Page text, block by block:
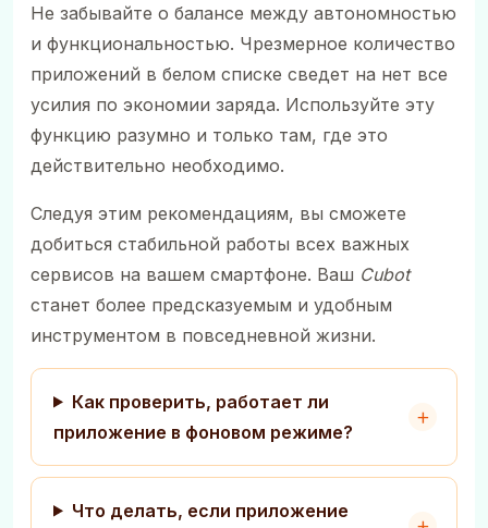
Не забывайте о балансе между автономностью
и функциональностью. Чрезмерное количество
приложений в белом списке сведет на нет все
усилия по экономии заряда. Используйте эту
функцию разумно и только там, где это
действительно необходимо.
Следуя этим рекомендациям, вы сможете
добиться стабильной работы всех важных
сервисов на вашем смартфоне. Ваш Cubot
станет более предсказуемым и удобным
инструментом в повседневной жизни.
Как проверить, работает ли
приложение в фоновом режиме?
Что делать, если приложение